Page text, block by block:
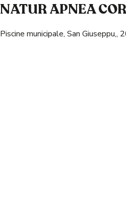
NATUR APNEA
Piscine municipale, San Giuseppu,,